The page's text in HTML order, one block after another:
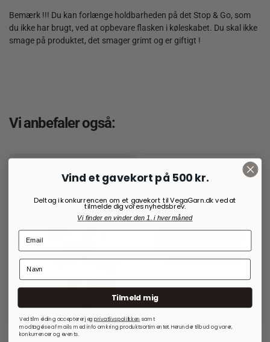
Bemærk !!! Du kan forlænge holdbarheden på det Stop & Go, som
du ikke har brugt, ved at opbevare flasken i køleskabet. Du skal ikke
smage på produktet, det smager grimt og er giftigt !
Vi anbefaler også:
RE:DESIGNED
Vind et gavekort på 500 kr.
Deltag i konkurrencen om et gavekort til VegaGarn.dk ved at
tilmelde dig vores nyhedsbrev.
Vi finder en vinder den 1. i hver måned
Tilmeld mig
Ved tilmelding accepterer jegprivatlivspolitkken samt
modtagelse af mails med info omkring produktsortimentet. Herunder tilbud og varer,
konkurrencer og events.